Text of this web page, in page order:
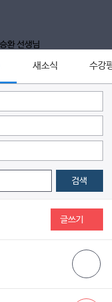
새소식 수강
검색
글쓰기